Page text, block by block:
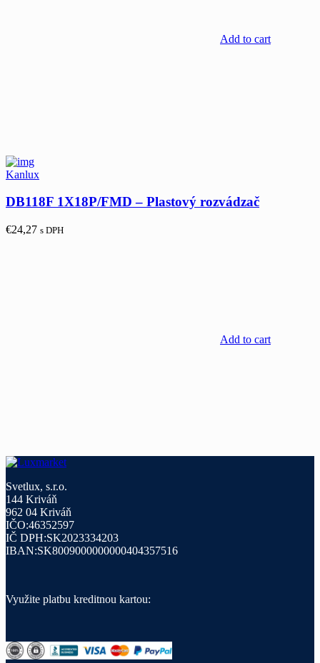
Add to cart
Kanlux
DB118F 1X18P/FMD – Plastový rozvádzač
€24,27 s DPH
Add to cart
Svetlux, s.r.o.
144 Kriváň
962 04 Kriváň
IČO:46352597
IČ DPH:SK2023334203
IBAN:SK8009000000000404357516
Využite platbu kreditnou kartou: